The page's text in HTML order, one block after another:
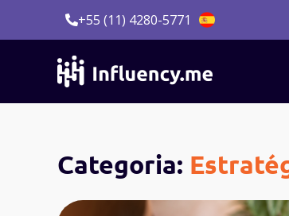
+55 (11) 4280-5771
Categoria: